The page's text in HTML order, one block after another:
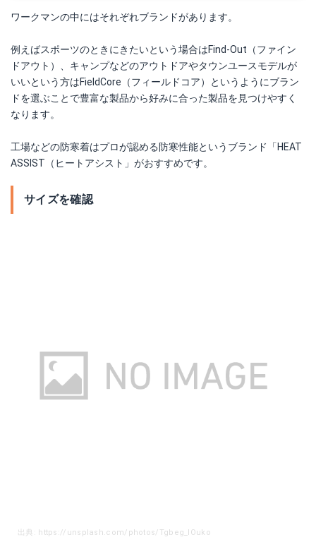
ワークマンの中にはそれぞれブランドがあります。
例えばスポーツのときにきたいという場合はFind-Out（ファイン
ドアウト）、キャンプなどのアウトドアやタウンユースモデルが
いいという方はFieldCore（フィールドコア）というようにブラン
ドを選ぶことで豊富な製品から好みに合った製品を見つけやすく
なります。
工場などの防寒着はプロが認める防寒性能というブランド「HEAT
ASSIST（ヒートアシスト」がおすすめです。
サイズを確認
出典: https://unsplash.com/photos/Tgbeg_lOuko